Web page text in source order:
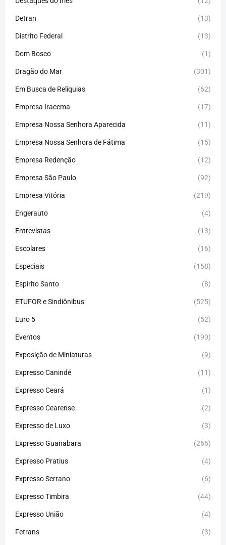
Detran (13)
Distrito Federal (13)
Dom Bosco (1)
Dragão do Mar (301)
Em Busca de Relíquias (62)
Empresa Iracema (17)
Empresa Nossa Senhora Aparecida (11)
Empresa Nossa Senhora de Fátima (15)
Empresa Redenção (12)
Empresa São Paulo (92)
Empresa Vitória (219)
Engerauto (4)
Entrevistas (13)
Escolares (16)
Especiais (158)
Espirito Santo (8)
ETUFOR e Sindiônibus (525)
Euro 5 (52)
Eventos (190)
Exposição de Miniaturas (9)
Expresso Canindé (11)
Expresso Ceará (1)
Expresso Cearense (2)
Expresso de Luxo (3)
Expresso Guanabara (266)
Expresso Pratius (4)
Expresso Serrano (6)
Expresso Timbira (44)
Expresso União (4)
Fetrans (3)